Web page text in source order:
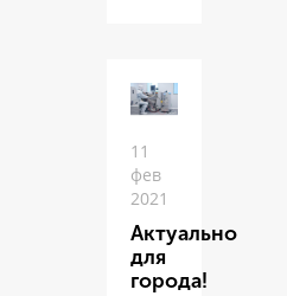
11
фев
2021
Актуально
для
города!